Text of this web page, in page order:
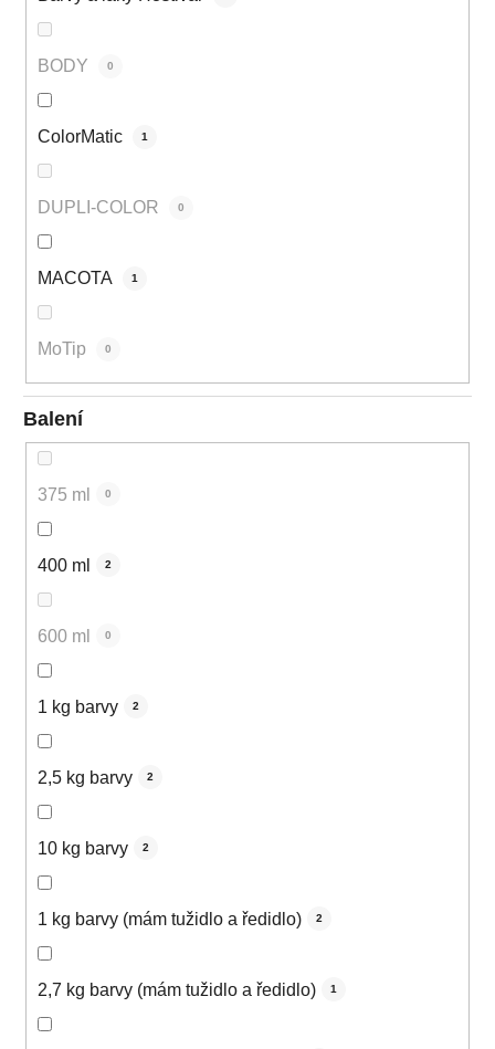
BODY 0
ColorMatic 1
DUPLI-COLOR 0
MACOTA 1
MoTip 0
Balení
375 ml 0
400 ml 2
600 ml 0
1 kg barvy 2
2,5 kg barvy 2
10 kg barvy 2
1 kg barvy (mám tužidlo a ředidlo) 2
2,7 kg barvy (mám tužidlo a ředidlo) 1